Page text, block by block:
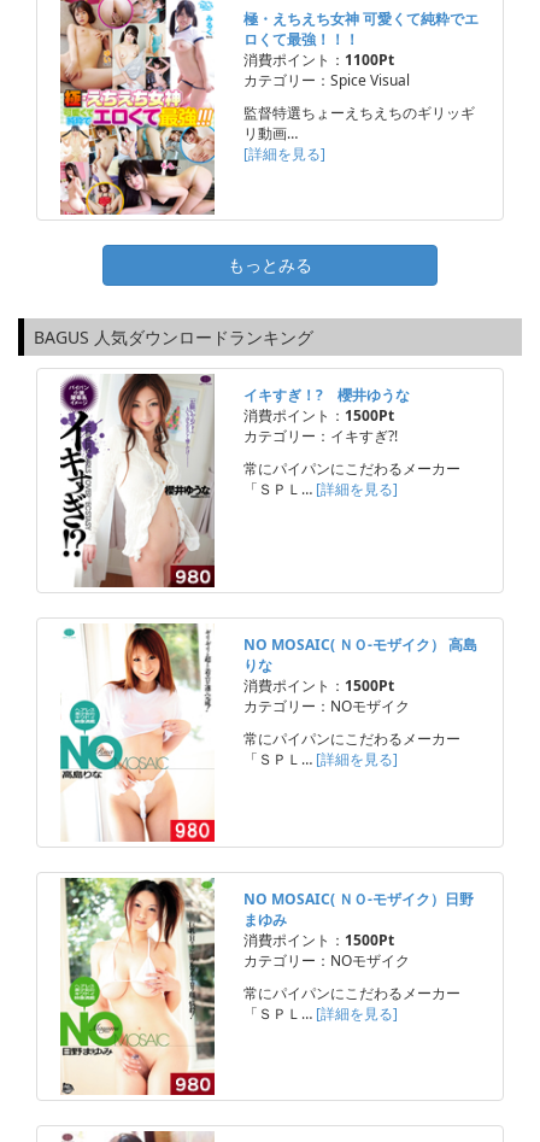
極・えちえち女神 可愛くて純粋でエ
ロくて最強！！！
消費ポイント： 1100Pt
カテゴリー：Spice Visual
監督特選ちょーえちえちのギリッギ
リ動画…
[詳細を見る]
もっとみる
BAGUS 人気ダウンロードランキング
イキすぎ！? 櫻井ゆうな
消費ポイント： 1500Pt
カテゴリー：イキすぎ?!
常にパイパンにこだわるメーカー
「ＳＰＬ… [詳細を見る]
NO MOSAIC( ＮＯ-モザイク） 高島
りな
消費ポイント： 1500Pt
カテゴリー：NOモザイク
常にパイパンにこだわるメーカー
「ＳＰＬ… [詳細を見る]
NO MOSAIC( ＮＯ-モザイク）日野
まゆみ
消費ポイント： 1500Pt
カテゴリー：NOモザイク
常にパイパンにこだわるメーカー
「ＳＰＬ… [詳細を見る]